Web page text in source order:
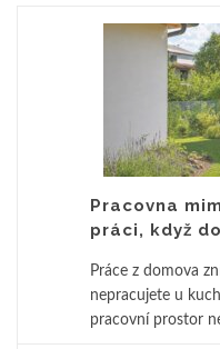
Pracovna
práci, když
Práce z domova
nepracujete u
pracovní prostor